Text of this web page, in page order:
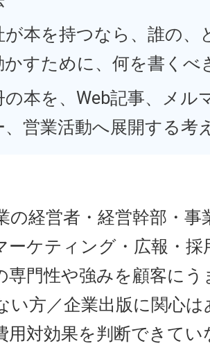
本を持つなら、誰の、
かすために、何を書くべ
本を、Web記事、メル
、営業活動へ展開する考
の経営者・経営幹部・事
ーケティング・広報・採
専門性や強みを顧客に
い方／企業出版に関心
用対効果を判断できてい